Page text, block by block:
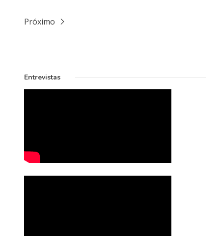
Próximo
Entrevistas